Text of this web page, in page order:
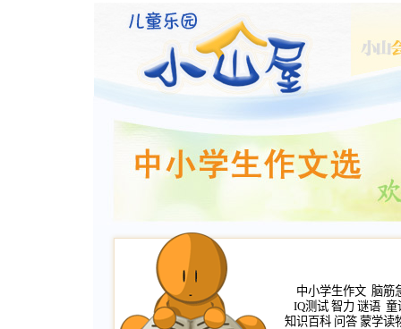
中小学生作文 脑筋
IQ测试 智力 谜语 童
知识百科 问答 蒙学读